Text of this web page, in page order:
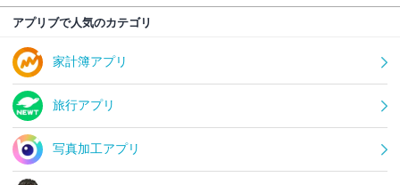
アプリブで人気のカテゴリ
家計簿アプリ
旅行アプリ
写真加工アプリ